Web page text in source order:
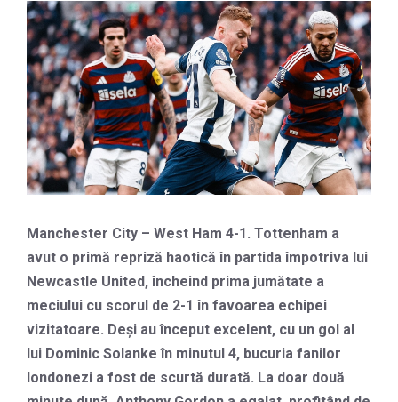
Manchester City – West Ham 4-1. Tottenham a
avut o primă repriză haotică în partida împotriva lui
Newcastle United, încheind prima jumătate a
meciului cu scorul de 2-1 în favoarea echipei
vizitatoare. Deși au început excelent, cu un gol al
lui Dominic Solanke în minutul 4, bucuria fanilor
londonezi a fost de scurtă durată. La doar două